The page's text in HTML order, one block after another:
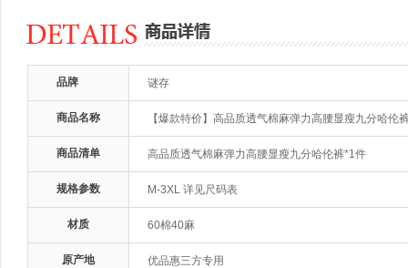
品牌 谜存
商品名称 【爆款特价】高品质透气棉麻弹力高腰显瘦九分哈伦
商品清单 高品质透气棉麻弹力高腰显瘦九分哈伦裤*1件
规格参数 M-3XL 详见尺码表
材质 60棉40麻
原产地 优品惠三方专用